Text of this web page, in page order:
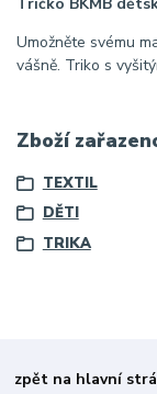
Umožněte svému
vášně. Triko s
Zboží
TEXTIL
DĚTI
TRIKA
zpět na hlavní